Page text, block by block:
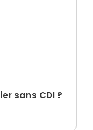
sans CDI ?